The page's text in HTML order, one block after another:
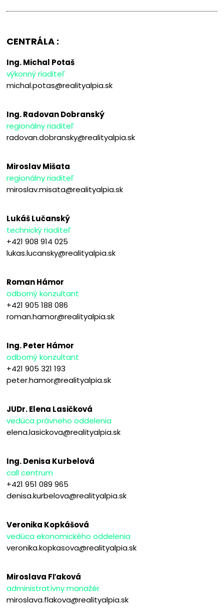
CENTRÁLA :
Ing. Michal Potaš
výkonný riaditeľ
michal.potas@realityalpia.sk
Ing. Radovan Dobranský
regionálny riaditeľ
radovan.dobransky@realityalpia.sk
Miroslav Mišata
regionálny riaditeľ
miroslav.misata@realityalpia.sk
Lukáš Lučanský
technický riaditeľ
+421 908 914 025
lukas.lucansky@realityalpia.sk
Roman Hámor
odborný konzultant
+421 905 188 086
roman.hamor@realityalpia.sk
Ing. Peter Hámor
odborný konzultant
+421 905 321 193
peter.hamor@realityalpia.sk
JUDr. Elena Lasičková
vedúca právneho oddelenia
elena.lasickova@realityalpia.sk
Ing. Denisa Kurbelová
call centrum
+421 951 089 965
denisa.kurbelova@realityalpia.sk
Veronika Kopkášová
vedúca ekonomického oddelenia
veronika.kopkasova@realityalpia.sk
Miroslava Fľaková
administratívny manažér
miroslava.flakova@realityalpia.sk